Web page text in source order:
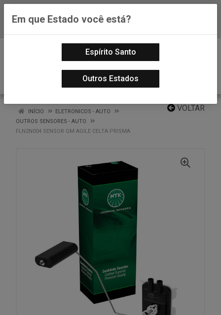
Baixe já nosso APP
VOLTAR
INÍCIO
ELETRONICOS - AUTO
OUTROS SENSORES - AUTO
FLN2N004 SENSOR GM AGILE CELTA PRISMA
Em que Estado você está?
Espírito Santo
Outros Estados